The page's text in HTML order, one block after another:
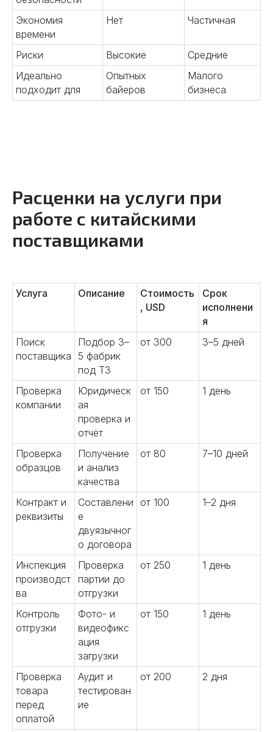
Экономия
времени
Нет Частичная
Риски Высокие
Средние
Идеально
подходит для
Опытных
байеров
Малого
бизнеса
Расценки на услуги при
работе с китайскими
поставщиками
Услуга Описание
Стоимость
, USD
Срок
исполнени
я
Поиск
поставщика
Подбор 3–
5 фабрик
под ТЗ
от 300 3–5 дней
Проверка
компании
Юридическ
ая
проверка и
отчёт
от 150 1 день
Проверка
образцов
Получение
и анализ
качества
от 80 7–10 дней
Контракт и
реквизиты
Составлени
е
двуязычног
о договора
от 100 1–2 дня
Инспекция
производст
ва
Проверка
партии до
отгрузки
от 250 1 день
Контроль
отгрузки
Фото- и
видеофикс
ация
загрузки
от 150 1 день
Проверка
товара
перед
оплатой
Аудит и
тестирован
ие
от 200 2 дня
Забудьте о браке и задержках
– сделаем рынок Китая
безопасным для вашего
Осуществляем инспекции
грузов перед отправкой,
таможенное оформление и
доставку в Россию. Выкупим и
отправим образцы от фабрики в
процесс и всегда готовы
Контроль качества на всех
05
Подробнее